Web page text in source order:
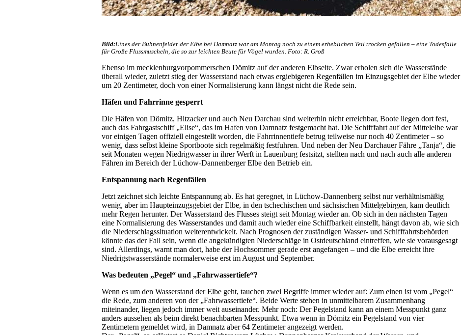
Bild:Eines der Buhnenfelder der Elbe bei Damnatz war am Montag noch zu einem erheblichen Teil trocken gefallen – eine Todesfalle
für Große Flussmuscheln, die so zur leichten Beute für Vögel wurden. Foto: R. Groß
Ebenso im mecklenburgvorpommerschen Dömitz auf der anderen Elbseite. Zwar erholen sich die Wasserstände
überall wieder, zuletzt stieg der Wasserstand nach etwas ergiebigeren Regenfällen im Einzugsgebiet der Elbe wieder
um 20 Zentimeter, doch von einer Normalisierung kann längst nicht die Rede sein.
Häfen und Fahrrinne gesperrt
Die Häfen von Dömitz, Hitzacker und auch Neu Darchau sind weiterhin nicht erreichbar, Boote liegen dort fest,
auch das Fahrgastschiff „Elise“, das im Hafen von Damnatz festgemacht hat. Die Schifffahrt auf der Mittelelbe war
vor einigen Tagen offiziell eingestellt worden, die Fahrrinnentiefe betrug teilweise nur noch 40 Zentimeter – so
wenig, dass selbst kleine Sportboote sich regelmäßig festfuhren. Und neben der Neu Darchauer Fähre „Tanja“, die
seit Monaten wegen Niedrigwasser in ihrer Werft in Lauenburg festsitzt, stellten nach und nach auch alle anderen
Fähren im Bereich der Lüchow-Dannenberger Elbe den Betrieb ein.
Entspannung nach Regenfällen
Jetzt zeichnet sich leichte Entspannung ab. Es hat geregnet, in Lüchow-Dannenberg selbst nur verhältnismäßig
wenig, aber im Haupteinzugsgebiet der Elbe, in den tschechischen und sächsischen Mittelgebirgen, kam deutlich
mehr Regen herunter. Der Wasserstand des Flusses steigt seit Montag wieder an. Ob sich in den nächsten Tagen
eine Normalisierung des Wasserstandes und damit auch wieder eine Schiffbarkeit einstellt, hängt davon ab, wie sich
die Niederschlagssituation weiterentwickelt. Nach Prognosen der zuständigen Wasser- und Schifffahrtsbehörden
könnte das der Fall sein, wenn die angekündigten Niederschläge in Ostdeutschland eintreffen, wie sie vorausgesagt
sind. Allerdings, warnt man dort, habe der Hochsommer gerade erst angefangen – und die Elbe erreicht ihre
Niedrigstwasserstände normalerweise erst im August und September.
Was bedeuten „Pegel“ und „Fahrwassertiefe“?
Wenn es um den Wasserstand der Elbe geht, tauchen zwei Begriffe immer wieder auf: Zum einen ist vom „Pegel“
die Rede, zum anderen von der „Fahrwassertiefe“. Beide Werte stehen in unmittelbarem Zusammenhang
miteinander, liegen jedoch immer weit auseinander. Mehr noch: Der Pegelstand kann an einem Messpunkt ganz
anders aussehen als beim direkt benachbarten Messpunkt. Etwa wenn in Dömitz ein Pegelstand von vier
Zentimetern gemeldet wird, in Damnatz aber 64 Zentimeter angezeigt werden.